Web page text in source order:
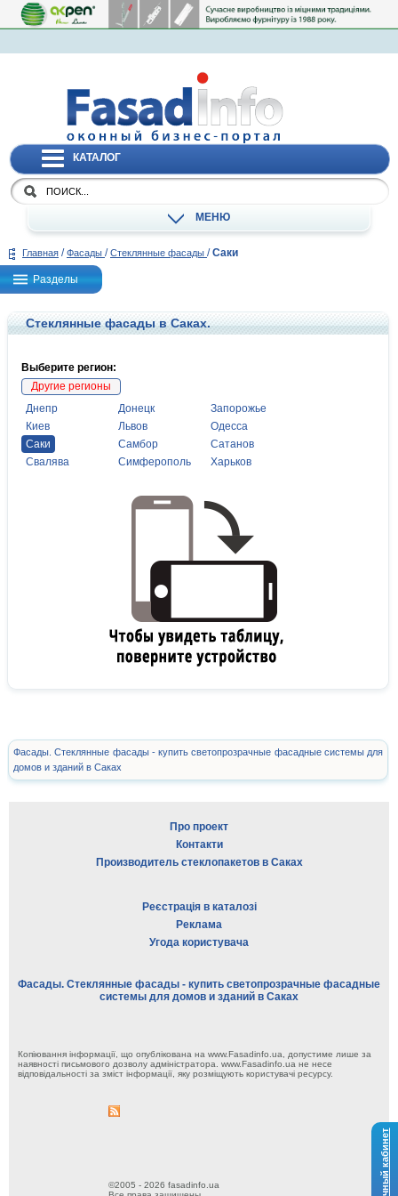
Личный кабинет
КАТАЛОГ
МЕНЮ
Главная / Фасады / Стеклянные фасады / Саки
Разделы
Стеклянные фасады в Саках.
Выберите регион:
Другие регионы
Днепр
Донецк
Запорожье
Киев
Львов
Одесса
Саки
Самбор
Сатанов
Свалява
Симферополь Харьков
Фасады. Стеклянные фасады - купить светопрозрачные фасадные системы для
домов и зданий в Саках
Про проект
Контакти
Производитель стеклопакетов в Саках
Реєстрація в каталозі
Реклама
Угода користувача
Фасады. Стеклянные фасады - купить светопрозрачные фасадные
системы для домов и зданий в Саках
Копіювання інформації, що опублікована на www.Fasadinfo.ua, допустиме лише за
наявності письмового дозволу адміністратора. www.Fasadinfo.ua не несе
відповідальності за зміст інформації, яку розміщують користувачі ресурсу.
©2005 - 2026 fasadinfo.ua